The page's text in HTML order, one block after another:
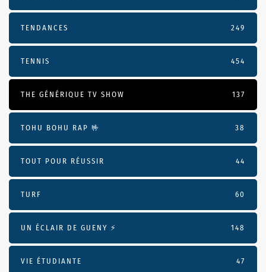
TENDANCES 249
TENNIS 454
THE GÉNÉRIQUE TV SHOW 137
TOHU BOHU RAP 🤟 38
TOUT POUR RÉUSSIR 44
TURF 60
UN ÉCLAIR DE GUENY ⚡️ 148
VIE ÉTUDIANTE 47